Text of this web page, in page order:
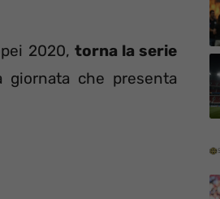
2020, torna la serie
che presenta